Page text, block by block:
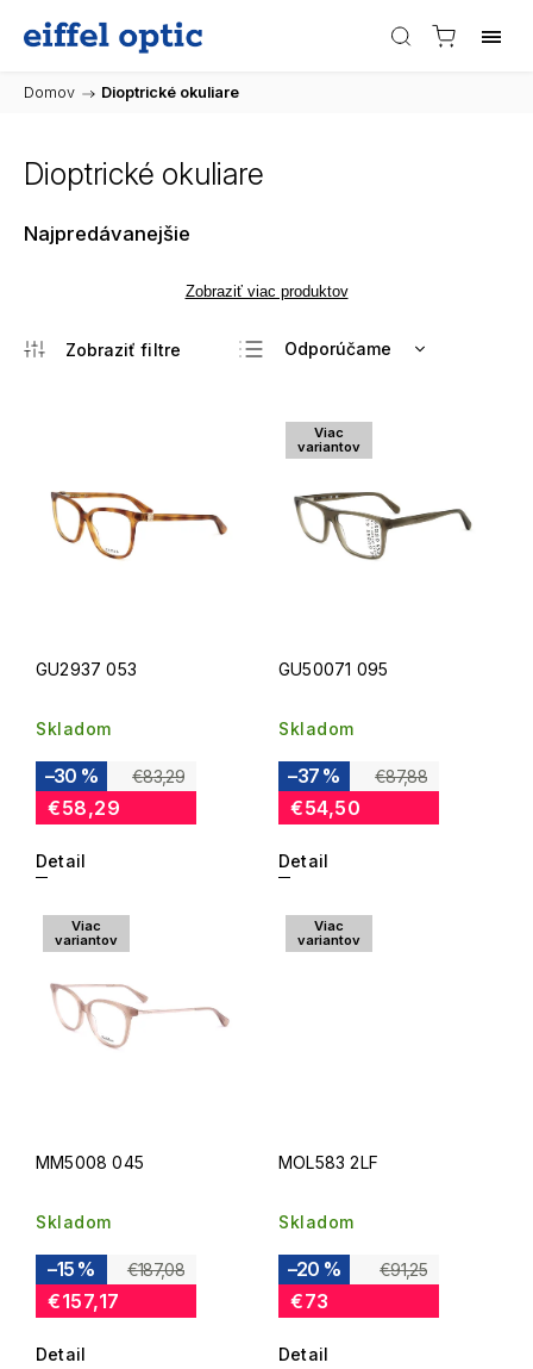
Domov / Dioptrické okuliare
Dioptrické okuliare
Najpredávanejšie
Zobraziť viac produktov
Odporúčame
Najdrahšie
Najpredávanejšie
Abecedne
GU2937 053
Skladom
€83,29
–30 %
€58,29
Detail
Viac
variantov
GU50071 095
Skladom
€87,88
–37 %
€54,50
Detail
Viac
variantov
MM5008 045
Skladom
€187,08
–15 %
€157,17
Detail
Viac
variantov
MOL583 2LF
Skladom
€91,25
–20 %
€73
Detail